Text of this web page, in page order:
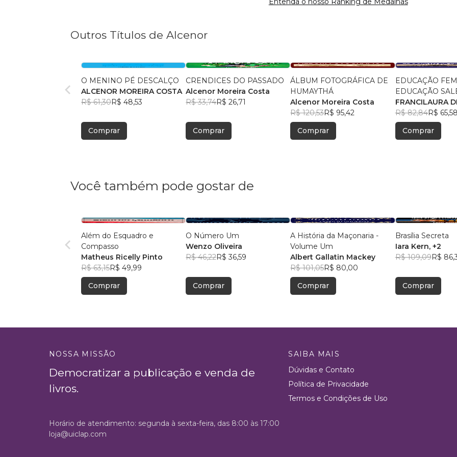
Outros Títulos de Alcenor
O MENINO PÉ DESCALÇO
ALCENOR MOREIRA COSTA
R$ 61,30R$ 48,53
Comprar
CRENDICES DO PASSADO
Alcenor Moreira Costa
R$ 33,74R$ 26,71
Comprar
ÁLBUM FOTOGRÁFICA DE
HUMAYTHÁ
Alcenor Moreira Costa
R$ 120,53R$ 95,42
Comprar
EDUCAÇÃO
EDUCAÇÃO
HUMAITÁ-AM
FRANCILAURA
FABRÍCIO DA
R$ 82,84R$ 65,58
Comprar
Você também pode gostar de
Além do Esquadro e
Compasso
Matheus Ricelly Pinto
R$ 63,15R$ 49,99
Comprar
O Número Um
Wenzo Oliveira
R$ 46,22R$ 36,59
Comprar
A História da Maçonaria -
Volume Um
Albert Gallatin Mackey
R$ 101,05R$ 80,00
Comprar
Brasília Secreta
Iara Kern, +2
R$ 109,09R$
Comprar
NOSSA MISSÃO
Democratizar a publicação e venda de
livros.
SAIBA MAIS
Dúvidas e Contato
Política de Privacidade
Termos e Condições de Uso
Horário de atendimento: segunda à sexta-feira, das 8:00 às 17:00
loja@uiclap.com